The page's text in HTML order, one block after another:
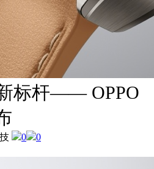
标杆—— OPPO
0
0